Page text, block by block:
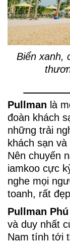
Biển xanh,
Pullman là
đoàn khách
những trải
khách sạn
Nên chuyến
iamkoo cực
nghe mọi
toanh, rất
Pullman
và duy nhất
Nam tính tới